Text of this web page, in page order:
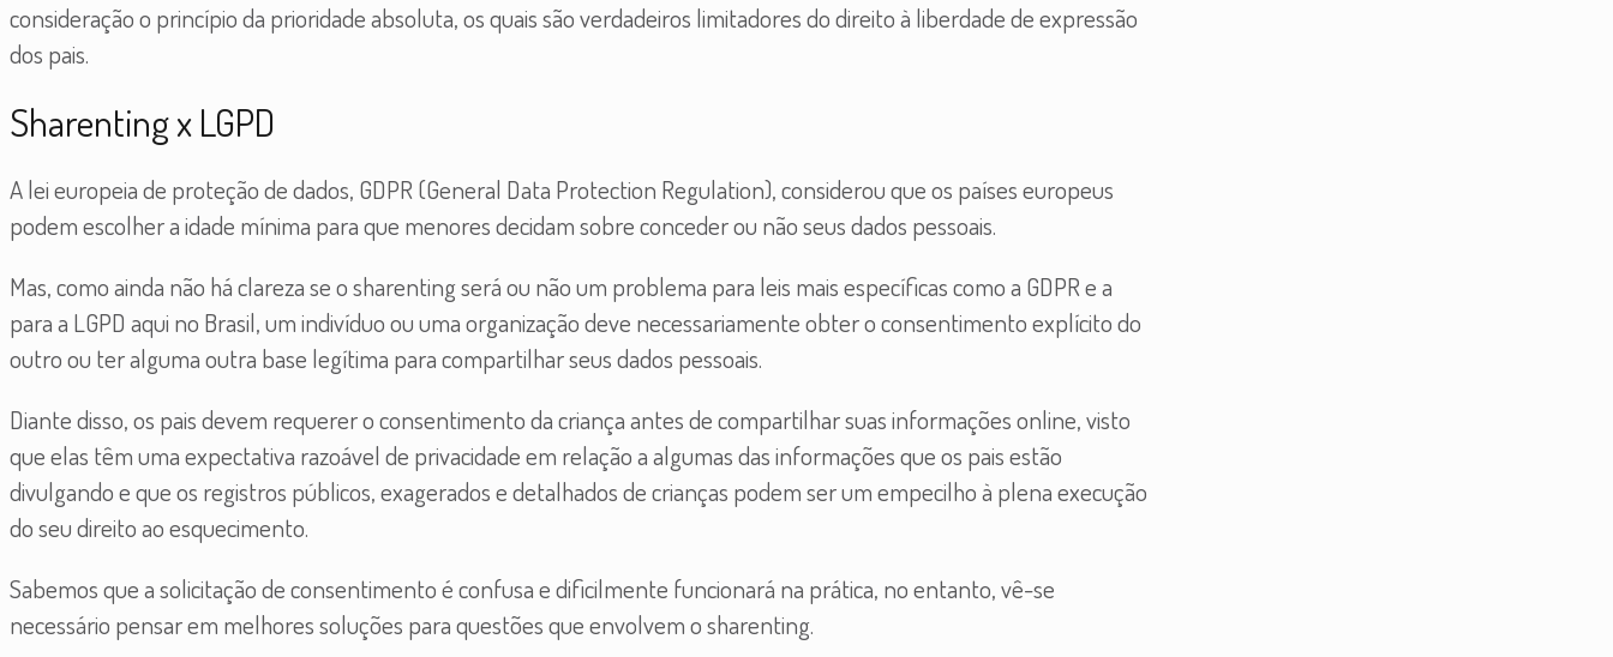
consideração o princípio da prioridade absoluta, os quais são verdadeiros limitadores do direito à liberdade de expressão
dos pais.
Sharenting x LGPD
A lei europeia de proteção de dados, GDPR (General Data Protection Regulation), considerou que os países europeus
podem escolher a idade mínima para que menores decidam sobre conceder ou não seus dados pessoais.
Mas, como ainda não há clareza se o sharenting será ou não um problema para leis mais específicas como a GDPR e a
para a LGPD aqui no Brasil, um indivíduo ou uma organização deve necessariamente obter o consentimento explícito do
outro ou ter alguma outra base legítima para compartilhar seus dados pessoais.
Diante disso, os pais devem requerer o consentimento da criança antes de compartilhar suas informações online, visto
que elas têm uma expectativa razoável de privacidade em relação a algumas das informações que os pais estão
divulgando e que os registros públicos, exagerados e detalhados de crianças podem ser um empecilho à plena execução
do seu direito ao esquecimento.
Sabemos que a solicitação de consentimento é confusa e dificilmente funcionará na prática, no entanto, vê-se
necessário pensar em melhores soluções para questões que envolvem o sharenting.